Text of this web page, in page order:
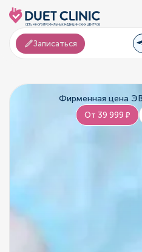
Записаться
Фирменная цена
От 39 999 ₽